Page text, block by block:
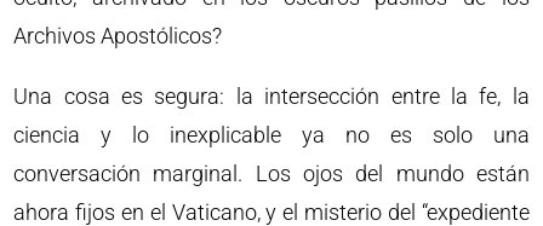
Archivos Apostólicos?
Una cosa es segura: la intersección entre la fe, la
ciencia y lo inexplicable ya no es solo una
conversación marginal. Los ojos del mundo están
ahora fijos en el Vaticano, y el misterio del “expediente